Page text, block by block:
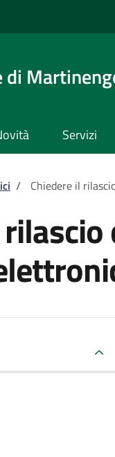
di
Servizi
/ Chiedere il